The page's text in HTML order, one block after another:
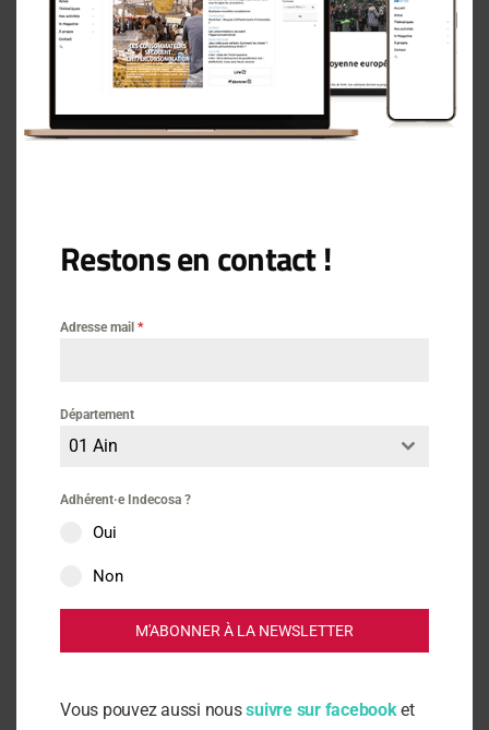
Comment payer la taxe d’habitation ?
Par le Ministére de l’économie, des finances et
de la relance – 23 mars 2022
Lire aussi
Restons en contact !
Adresse mail *
Département
01 Ain
Adhérent·e Indecosa ?
Oui
Non
M'ABONNER À LA NEWSLETTER
Vous pouvez aussi noussuivre sur facebooket